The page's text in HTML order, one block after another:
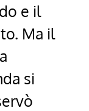
e il
Ma il
si